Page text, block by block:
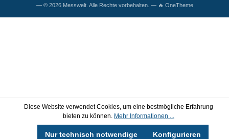
— © 2026 Messwelt. Alle Rechte vorbehalten. — 🔥 OneTheme
Diese Website verwendet Cookies, um eine bestmögliche Erfahrung
bieten zu können. Mehr Informationen ...
Nur technisch notwendige Konfigurieren